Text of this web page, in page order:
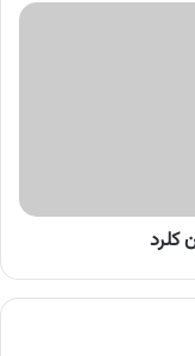
کلرد